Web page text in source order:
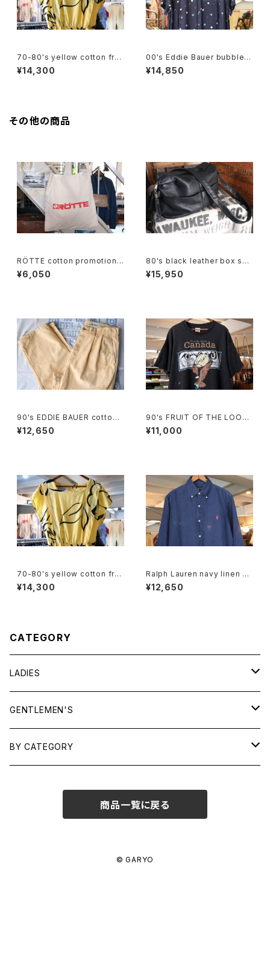
70-80's yellow cotton fre
nch sleeve blouse Dress
¥14,300
00's Eddie Bauer bubble d
ot rayon shirt maxi Dress
¥14,850
その他の商品
RÖTTE cotton promotional
shoulder Bag
¥6,050
80's black leather box sho
ulder Bag w/ tassel accent
¥15,950
90's EDDIE BAUER cotton-
duck 2-tuck Pants
¥12,650
90's FRUIT OF THE LOOM
eagle printed Tee "Made i
n CANADA"
¥11,000
70-80's yellow cotton fre
nch sleeve blouse Dress
¥14,300
Ralph Lauren navy linen B.
D. Shirt
¥12,650
CATEGORY
LADIES
TOPS
SHIRTS
OUTERWEAR
GENTLEMEN'S
TOPS
BY CATEGORY
商品一覧に戻る
© GARYO